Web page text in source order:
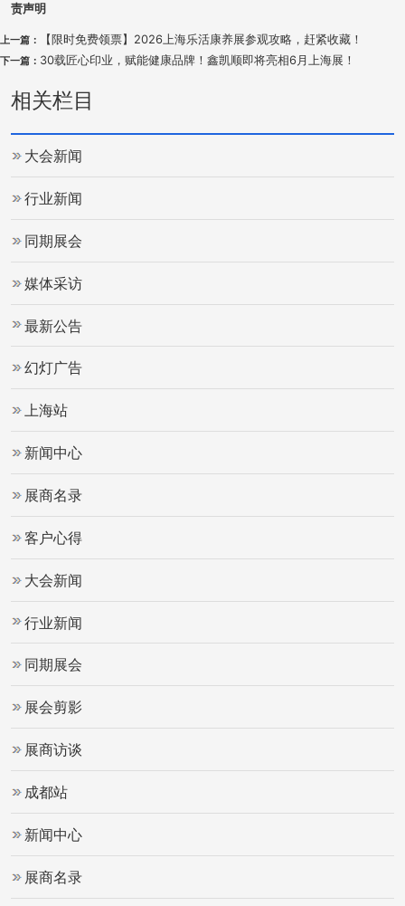
责声明
上一篇： 【限时免费领票】2026上海乐活康养展参观攻略，赶紧收藏！
下一篇： 30载匠心印业，赋能健康品牌！鑫凯顺即将亮相6月上海展！
相关栏目
大会新闻
行业新闻
同期展会
媒体采访
最新公告
幻灯广告
上海站
新闻中心
展商名录
客户心得
大会新闻
行业新闻
同期展会
展会剪影
展商访谈
成都站
新闻中心
展商名录